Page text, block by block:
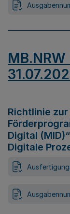
Richtlinie
Digital
Digitale